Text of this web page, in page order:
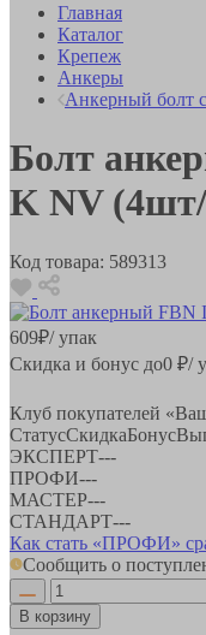
Главная
Каталог
Крепеж
Анкеры
Анкерный болт
Болт
K NV
Код товара: 589313
609₽/ упак
Скидка и бонус до0 ₽/
Клуб покупателей
СтатусСкидкаБонус
ЭКСПЕРТ---
ПРОФИ---
МАСТЕР---
СТАНДАРТ---
Как стать «ПРОФИ»
Сообщить о
В корзину